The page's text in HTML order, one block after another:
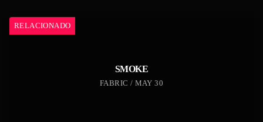
RELACIONADO
SMOKE
FABRIC / MAY 30